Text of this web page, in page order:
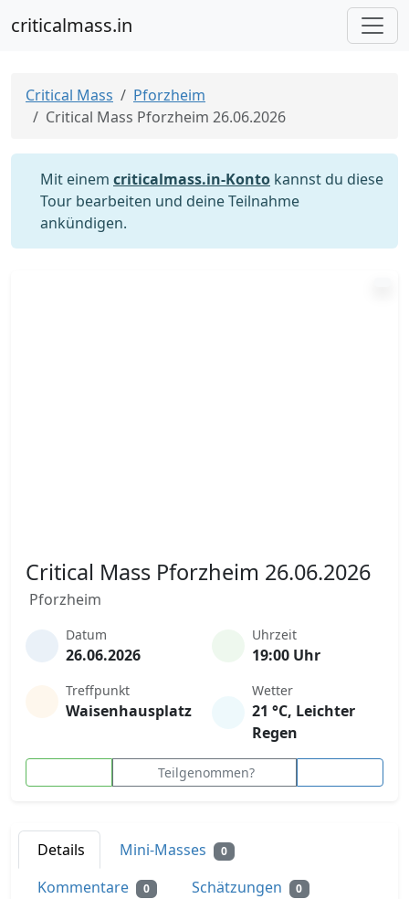
criticalmass.in
Critical Mass
Pforzheim
Critical Mass Pforzheim 26.06.2026
Mit einem criticalmass.in-Konto kannst du diese
Tour bearbeiten und deine Teilnahme
ankündigen.
Critical Mass Pforzheim 26.06.2026
Pforzheim
Datum
26.06.2026
Uhrzeit
19:00 Uhr
Treffpunkt
Waisenhausplatz
Wetter
21 °C, Leichter
Regen
Teilgenommen?
Details Mini-Masses 0
Kommentare 0 Schätzungen 0